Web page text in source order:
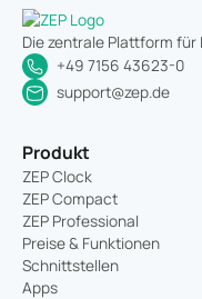
Die zentrale Plattform
+49 7156 43623-0
support@zep.de
Produkt
ZEP Clock
ZEP Compact
ZEP Professional
Preise & Funktionen
Schnittstellen
Apps